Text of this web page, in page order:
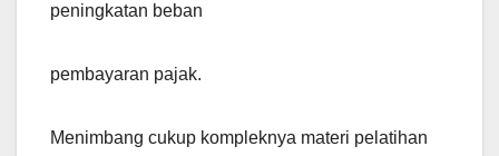
peningkatan beban
pembayaran pajak.
Menimbang cukup kompleknya materi pelatihan